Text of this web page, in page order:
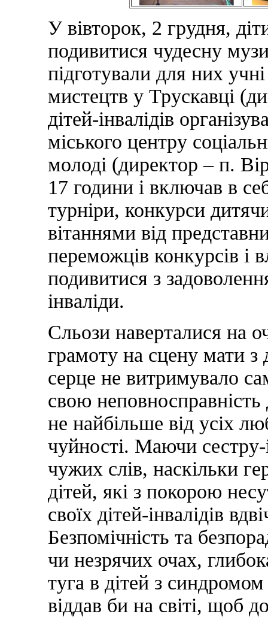
У вівторок, 2 грудня,
подивитися чудесну
підготували для них
мистецтв у Трускавці
дітей-інвалідів
міського центру
молоді (директор – п.
17 години і включав в
турніри, конкурси
вітаннями від
переможців конкурсів і
подивитися з
інваліди.
Сльози наверталися на
грамоту на сцену мати з
серце не витримувало
свою
не найбільше від усіх
чуйності. Маючи сестру-
чужих слів, наскільки
дітей, які з покорою
своїх дітей-інвалідів
Безпомічність та
чи незрячих очах,
туга в дітей з
віддав би на світі, щоб